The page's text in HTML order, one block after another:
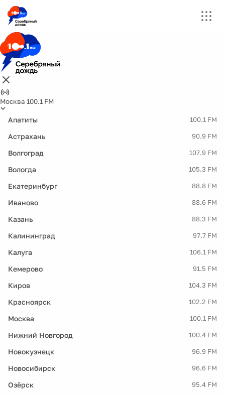
Москва 100.1 FM
Апатиты 100.1 FM
Астрахань 90.9 FM
Волгоград 107.9 FM
Вологда 105.3 FM
Екатеринбург 88.8 FM
Иваново 88.6 FM
Казань 88.3 FM
Калининград 97.7 FM
Калуга 106.1 FM
Кемерово 91.5 FM
Киров 104.3 FM
Красноярск 102.2 FM
Москва 100.1 FM
Нижний Новгород 100.4 FM
Новокузнецк 96.9 FM
Новосибирск 96.6 FM
Озёрск 95.4 FM